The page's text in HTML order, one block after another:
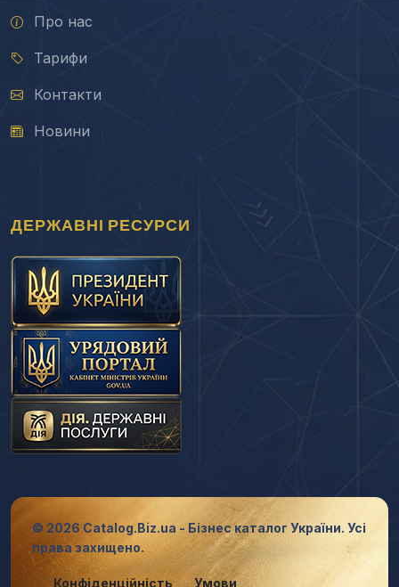
Про нас
Тарифи
Контакти
Новини
ДЕРЖАВНІ РЕСУРСИ
© 2026 Catalog.Biz.ua - Бізнес каталог України. Усі
права захищено.
Конфіденційність Умови